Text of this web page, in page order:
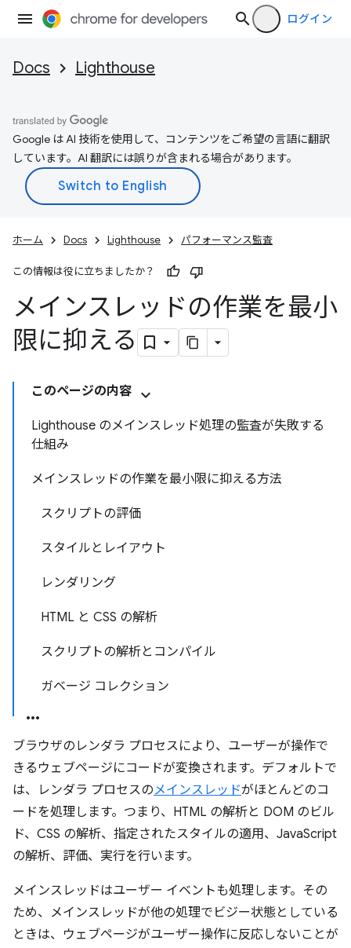
ログイン
Docs Lighthouse
Google は AI 技術を使用して、コンテンツをご希望の言語に翻訳
しています。AI 翻訳には誤りが含まれる場合があります。
ホーム Docs Lighthouse パフォーマンス監査
この情報は役に立ちましたか？
メインスレッドの作業を最小
限に抑える
このページの内容
Lighthouse のメインスレッド処理の監査が失敗する
仕組み
メインスレッドの作業を最小限に抑える方法
スクリプトの評価
スタイルとレイアウト
レンダリング
HTML と CSS の解析
スクリプトの解析とコンパイル
ガベージ コレクション
ブラウザのレンダラ プロセスにより、ユーザーが操作で
きるウェブページにコードが変換されます。デフォルトで
は、レンダラ プロセスのメインスレッドがほとんどのコ
ードを処理します。つまり、HTML の解析と DOM のビル
ド、CSS の解析、指定されたスタイルの適用、JavaScript
の解析、評価、実行を行います。
メインスレッドはユーザー イベントも処理します。その
ため、メインスレッドが他の処理でビジー状態としている
ときは、ウェブページがユーザー操作に反応しないことが